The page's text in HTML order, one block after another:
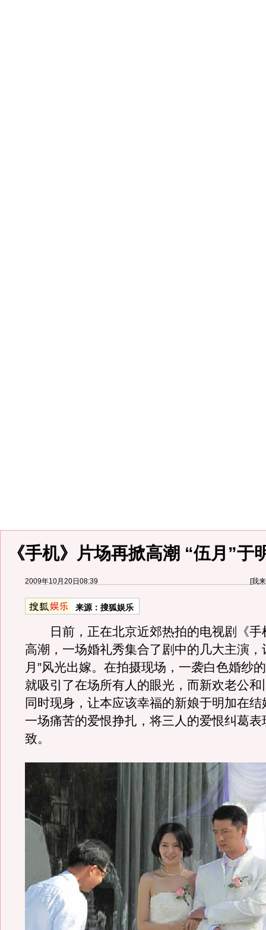
《手机》片场再掀高潮 “伍月”于
2009年10月20日08:39 [我
来源： 搜狐娱乐
日前，正在北京近郊热拍的电视剧《手
高潮，一场婚礼秀集合了剧中的几大主演，
月”风光出嫁。在拍摄现场，一袭白色婚纱
就吸引了在场所有人的眼光，而新欢老公和
同时现身，让本应该幸福的新娘于明加在
一场痛苦的爱恨挣扎，将三人的爱恨纠葛表
致。